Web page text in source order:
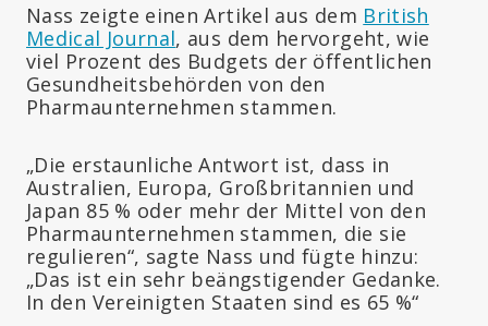
Nass zeigte einen Artikel aus dem British
Medical Journal, aus dem hervorgeht, wie
viel Prozent des Budgets der öffentlichen
Gesundheitsbehörden von den
Pharmaunternehmen stammen.
„Die erstaunliche Antwort ist, dass in
Australien, Europa, Großbritannien und
Japan 85 % oder mehr der Mittel von den
Pharmaunternehmen stammen, die sie
regulieren“, sagte Nass und fügte hinzu:
„Das ist ein sehr beängstigender Gedanke.
In den Vereinigten Staaten sind es 65 %“